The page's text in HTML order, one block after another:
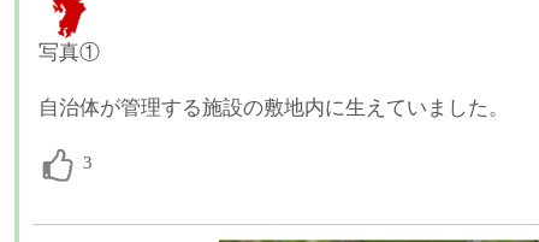
写真①
自治体が管理する施設の敷地内に生えていました。